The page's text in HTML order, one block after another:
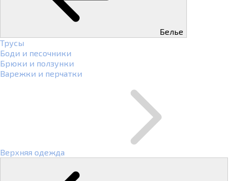
Белье
Трусы
Боди и песочники
Брюки и ползунки
Варежки и перчатки
Верхняя одежда